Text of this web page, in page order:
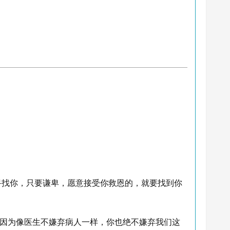
你，只要谦卑，愿意接受你救恩的，就要找到你
为像医生不嫌弃病人一样，你也绝不嫌弃我们这